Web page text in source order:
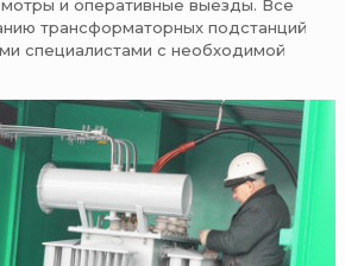
и оперативные выезды. Все
трансформаторных подстанций
специалистами с необходимой